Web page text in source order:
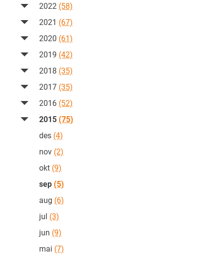
2022 (58)
2021 (67)
2020 (61)
2019 (42)
2018 (35)
2017 (35)
2016 (52)
2015 (75)
des (4)
nov (2)
okt (9)
sep (5)
aug (6)
jul (3)
jun (9)
mai (7)